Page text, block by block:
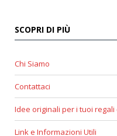
SCOPRI DI PIÙ
Chi Siamo
Contattaci
Idee originali per i tuoi regali
Link e Informazioni Utili